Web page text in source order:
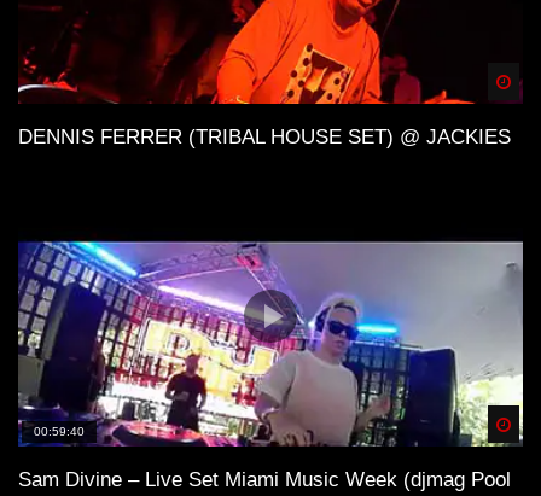
DENNIS FERRER (TRIBAL HOUSE SET) @ JACKIES
00:59:40
Sam Divine – Live Set Miami Music Week (djmag Pool